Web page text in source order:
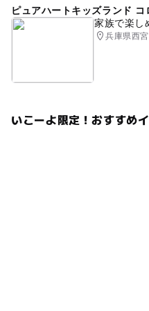
ピュアハートキッズランド コ
家族で楽し
兵庫県西
いこーよ限定！おすすめ